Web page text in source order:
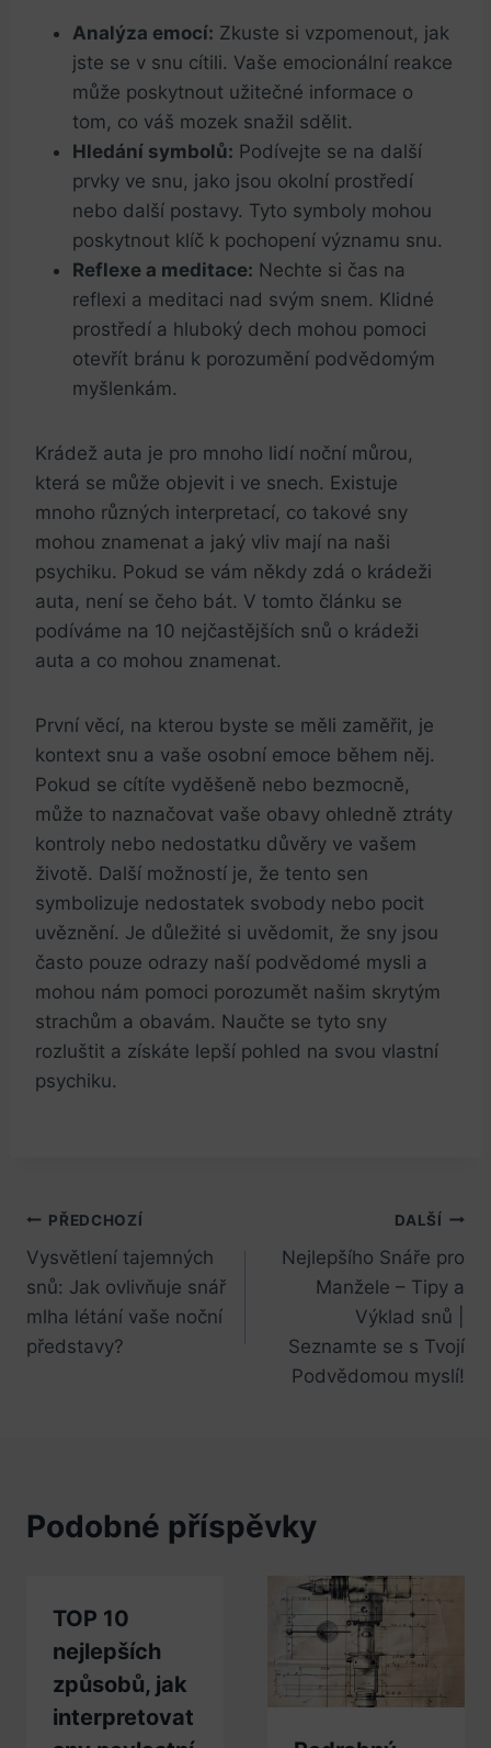
Analýza emocí: Zkuste si vzpomenout, ​jak
jste se v snu cítili. Vaše emocionální reakce
může poskytnout užitečné informace o
tom, co váš mozek snažil sdělit.
Hledání symbolů: Podívejte se na další⁢
prvky ve snu, jako jsou okolní ⁤prostředí
nebo další postavy. Tyto symboly mohou
poskytnout‍ klíč k pochopení významu snu.
Reflexe a meditace: Nechte si čas na
reflexi a meditaci nad svým snem. Klidné
prostředí a hluboký ⁣dech mohou‍ pomoci
otevřít bránu k porozumění podvědomým
myšlenkám.
Krádež auta je pro ⁣mnoho lidí noční můrou, ​
která se může objevit i ⁤ve snech. Existuje
mnoho ⁣různých interpretací, co takové sny
mohou znamenat a jaký vliv mají na naši
psychiku. Pokud se vám někdy zdá o krádeži
auta, není se čeho bát. V tomto ⁤článku se
podíváme na 10 nejčastějších snů o krádeži
auta a co mohou znamenat.
První věcí, na kterou byste se měli zaměřit, je
kontext snu a vaše osobní emoce během něj.
Pokud se cítíte vyděšeně nebo bezmocně,
může to naznačovat vaše obavy ohledně ztráty
kontroly nebo nedostatku důvěry ve vašem
životě. Další možností je, že tento sen
symbolizuje nedostatek svobody nebo ⁣pocit
uvěznění. Je důležité si uvědomit, že sny jsou
často pouze odrazy naší podvědomé mysli a‍
mohou nám pomoci porozumět našim skrytým
⁤strachům a obavám. Naučte se tyto sny
rozluštit‌ a získáte lepší pohled na svou vlastní
psychiku.
Navigace
pro
příspěvek
PŘEDCHOZÍ
Vysvětlení tajemných
snů: Jak ovlivňuje snář
mlha létání vaše noční
představy?
DALŠÍ
Nejlepšího Snáře pro
Manžele – Tipy a
Výklad snů |
Seznamte se s Tvojí
Podvědomou myslí!
Podobné příspěvky
TOP 10
nejlepších
způsobů, jak
interpretovat